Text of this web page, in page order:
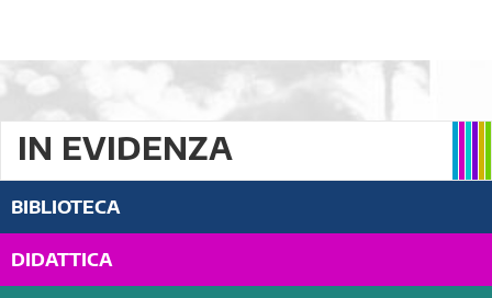
IN EVIDENZA
BIBLIOTECA
DIDATTICA